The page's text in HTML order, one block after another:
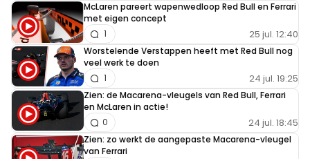
McLaren pareert wapenwedloop Red Bull en Ferrari
met eigen concept
25 jul. 12:40
1
Worstelende Verstappen heeft met Red Bull nog
veel werk te doen
24 jul. 19:25
1
Zien: de Macarena-vleugels van Red Bull, Ferrari
en McLaren in actie!
24 jul. 18:45
0
Zien: zo werkt de aangepaste Macarena-vleugel
van Ferrari